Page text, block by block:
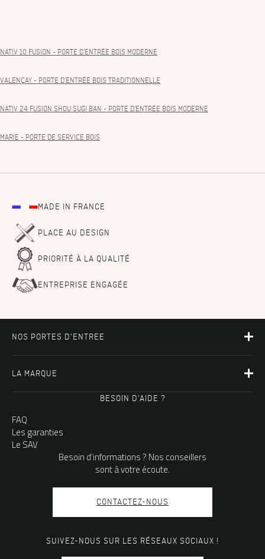
NATIV 10 FUSION - PORTE D'ENTRÉE BOIS MODERNE
VALENÇAY - PORTE D'ENTRÉE BOIS TRADITIONNELLE
NATIV 24 FUSION SHOU SUGI BAN - PORTE D'ENTRÉE BOIS MODERNE
MARIE - PORTE DE SERVICE BOIS
MADE IN FRANCE
PLACE AU DESIGN
PRIORITÉ À LA QUALITÉ
ENTREPRISE ENGAGÉE
NOS PORTES D'ENTREE
LA MARQUE
BESOIN D'AIDE ?
FAQ
Les garanties
Le SAV
Besoin d'informations ? Nos conseillers
sont à votre écoute.
CONTACTEZ-NOUS
SUIVEZ-NOUS SUR LES RÉSEAUX SOCIAUX !